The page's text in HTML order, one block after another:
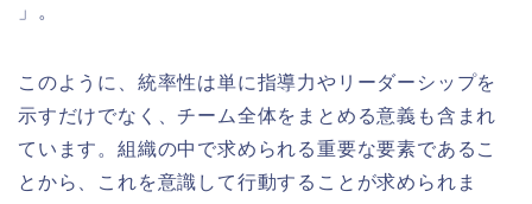
」。
このように、統率性は単に指導力やリーダーシップを
示すだけでなく、チーム全体をまとめる意義も含まれ
ています。組織の中で求められる重要な要素であるこ
とから、これを意識して行動することが求められま